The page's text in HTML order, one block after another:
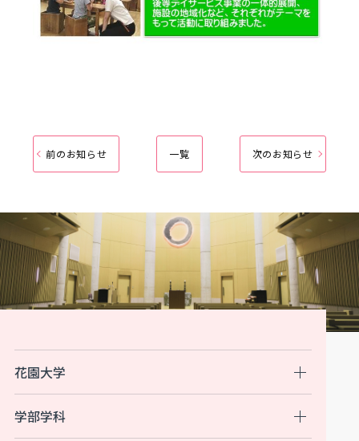
前のお知らせ 一覧 次のお知らせ
花園大学
学部学科